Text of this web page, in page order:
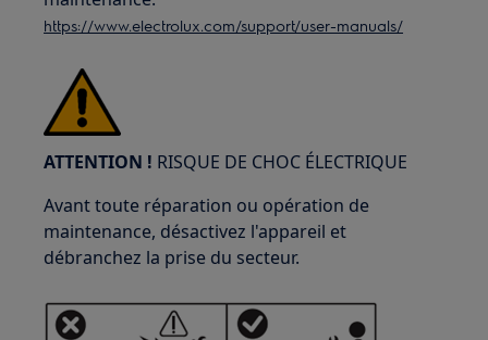
https://www.electrolux.com/support/user-manuals/
ATTENTION ! RISQUE DE CHOC ÉLECTRIQUE
Avant toute réparation ou opération de
maintenance, désactivez l'appareil et
débranchez la prise du secteur.